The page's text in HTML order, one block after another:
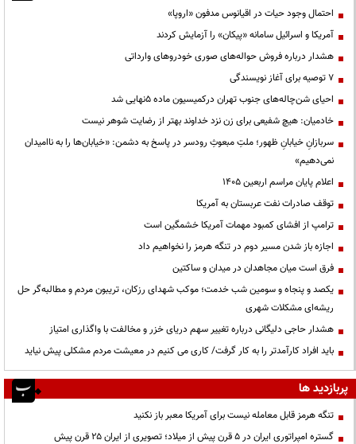
احتمال وجود حیات در اقیانوس مدفون «اروپا»
آمریکا و اسرائیل سامانه «پیکان» را آزمایش کردند
هشدار درباره فروش حواله‌های صوری خودروهای وارداتی
۷ توصیه برای آغاز نویسندگی
احیای شن‌چاله‌های جنوب تهران درکمیسیون ماده ۵نهایی شد
خادمیان: هیچ شفیعی برای زن نزد خداوند بهتر از رضایت شوهر نیست
سربازانِ خیابانِ ظهور؛ ملتِ مبعوثِ رودسر در پاسخ به دشمن: «خیابان‌ها را به ناامیدان
نمی‌دهیم»
اعلام پایان مراسم اربعین ۱۴۰۵
توقف صادرات نفت عربستان به آمریکا
ترامپ از افشای کمبود مهمات آمریکا خشمگین است
اجازه باز شدن مسیر دوم در تنگه هرمز را نخواهیم داد
فرق است میان مجاهدان در میدان و ساکتین
یکصد و پنجاه و سومین شب خدمت؛ موکب شهدای رزکان، تریبون مردم و مطالبه‌گر حل
ریشه‌ای مشکلات شهری
هشدار حاجی دلیگانی درباره تغییر سهم دریای خزر و مخالفت با واگذاری امتیاز
باید افراد کارآمدتر را به کار گرفت/ کاری می کنیم در معیشت مردم مشکلی پیش نیاید
پربازدید ها
تنگه هرمز قابل معامله نیست برای آمریکا معبر باز نکنید
گستره امپراتوری ایران در ۵ قرن پیش از میلاد؛ تصویری از ایران ۲۵ قرن پیش